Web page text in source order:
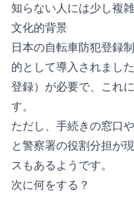
知らない人には少し複
文化的背景
日本の自転車防犯登録
的として導入されまし
登録）が必要で、これ
す。
ただし、手続きの窓口
と警察署の役割分担が
スもあるようです。
次に何をする？